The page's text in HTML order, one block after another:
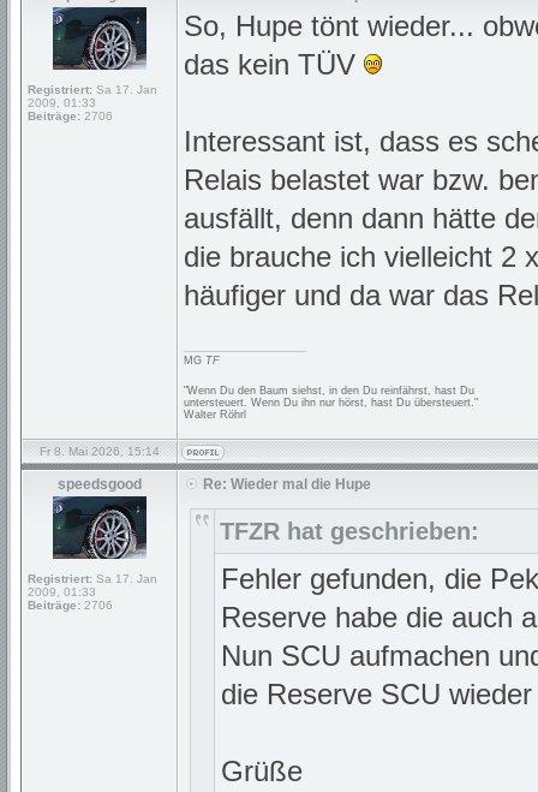
Registriert: Sa 17. Jan
2009, 01:33
Beiträge: 2706
So, Hupe tönt wieder...
das kein TÜV
Interessant ist, dass es
Relais belastet war bzw.
ausfällt, denn dann hätte
die brauche ich vielleicht 2
häufiger und da war das
MG TF
"Wenn Du den Baum siehst, in den Du reinfährst, hast Du
untersteuert. Wenn Du ihn nur hörst, hast Du übersteuert."
Walter Röhrl
Fr 8. Mai 2026, 15:14
speedsgood
Registriert: Sa 17. Jan
2009, 01:33
Beiträge: 2706
Re: Wieder mal die Hupe
TFZR hat geschrieben:
Fehler gefunden, die
Reserve habe die auch
Nun SCU aufmachen
die Reserve SCU
Grüße